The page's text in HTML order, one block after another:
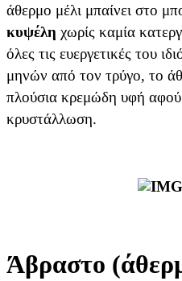
άθερμο μέλι μπαίνει στο
κυψέλη χωρίς καμία
όλες τις ευεργετικές του
μηνών από τον τρύγο, το
πλούσια κρεμώδη υφή αφού
κρυστάλλωση.
Άβραστο